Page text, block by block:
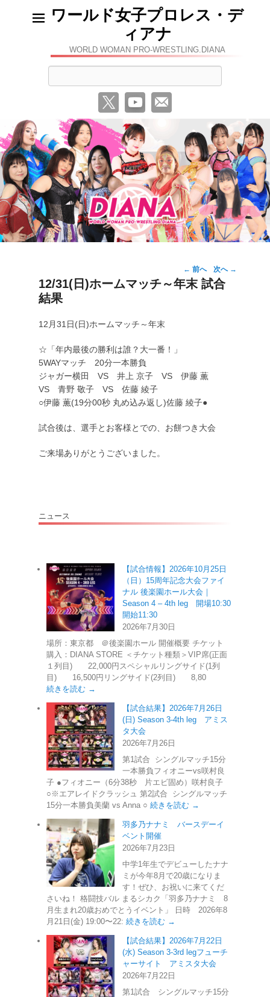
ワールド女子プロレス・デ
ィアナ
WORLD WOMAN PRO-WRESTLING.DIANA
投
稿
ン
← 前へ 次へ →
12/31(日)ホームマッチ～年末 試合
結果
12月31日(日)ホームマッチ～年末
☆「年内最後の勝利は誰？大一番！」
5WAYマッチ 20分一本勝負
ジャガー横田 VS 井上 京子 VS 伊藤 薫
VS 青野 敬子 VS 佐藤 綾子
○伊藤 薫(19分00秒 丸め込み返し)佐藤 綾子●
試合後は、選手とお客様とでの、お餅つき大会
ご来場ありがとうございました。
ニュース
【試合情報】2026年10月25日
（日）15周年記念大会ファイ
ナル 後楽園ホール大会｜
Season 4 – 4th leg 開場10:30
開始11:30
2026年7月30日
場所：東京都 ＠後楽園ホール 開催概要 チケット
購入：DIANA STORE ＜チケット種類＞VIP席(正面
１列目) 22,000円スペシャルリングサイド(1列
目) 16,500円リングサイド(2列目) 8,80
続きを読む →
【試合結果】2026年7月26日
(日) Season 3-4th leg アミス
タ大会
2026年7月26日
第1試合 シングルマッチ15分
一本勝負フィオニーvs咲村良
子 ●フィオニー（6分38秒 片エビ固め）咲村良子
○※エアレイドクラッシュ 第2試合 シングルマッチ
15分一本勝負美蘭 vs Anna ○ 続きを読む →
羽多乃ナナミ バースデーイ
ベント開催
2026年7月23日
中学1年生でデビューしたナナ
ミが今年8月で20歳になりま
す！ぜひ、お祝いに来てくだ
さいね！ 格闘技バル まるシカク「羽多乃ナナミ 8
月生まれ20歳おめでとうイベント」 日時 2026年8
月21日(金) 19:00〜22: 続きを読む →
【試合結果】2026年7月22日
(水) Season 3-3rd legフューチ
ャーサイト アミスタ大会
2026年7月22日
第1試合 シングルマッチ15分